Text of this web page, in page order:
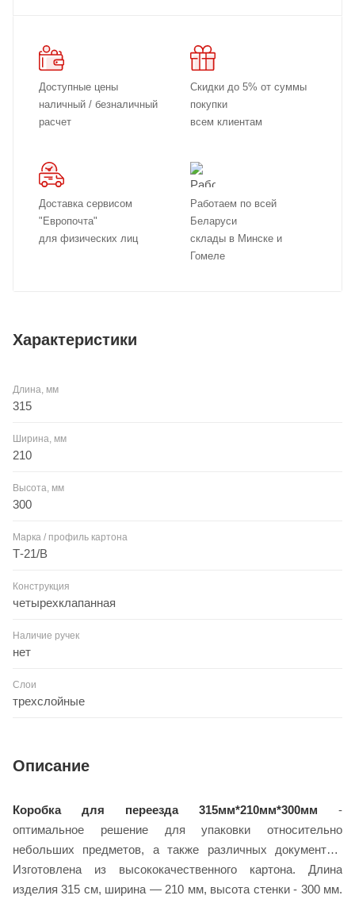
Доступные цены
наличный / безналичный
расчет
Скидки до 5% от суммы
покупки
всем клиентам
Доставка сервисом
"Европочта"
для физических лиц
Работаем по всей
Беларуси
склады в Минске и
Гомеле
Характеристики
Длина, мм
315
Ширина, мм
210
Высота, мм
300
Марка / профиль картона
Т-21/В
Конструкция
четырехклапанная
Наличие ручек
нет
Слои
трехслойные
Описание
Коробка для переезда 315мм*210мм*300мм -
оптимальное решение для упаковки относительно
небольших предметов, а также различных документов.
Изготовлена из высококачественного картона. Длина
изделия 315 см, ширина — 210 мм, высота стенки - 300 мм.